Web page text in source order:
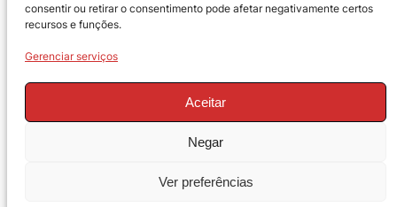
consentir ou retirar o consentimento pode afetar negativamente certos
recursos e funções.
Gerenciar serviços
Aceitar
Negar
Ver preferências
Política de Reembolso
18.269.230/0001-16. Todos os direitos